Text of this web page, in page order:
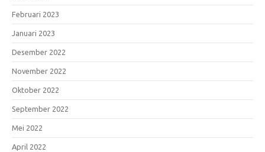
Februari 2023
Januari 2023
Desember 2022
November 2022
Oktober 2022
September 2022
Mei 2022
April 2022